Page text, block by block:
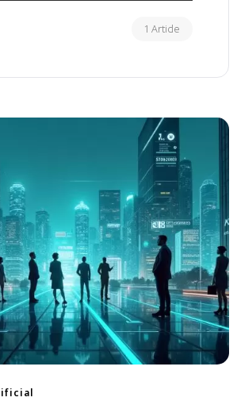
¿Cómo
el Mercado de
12 Min Read
1 Article